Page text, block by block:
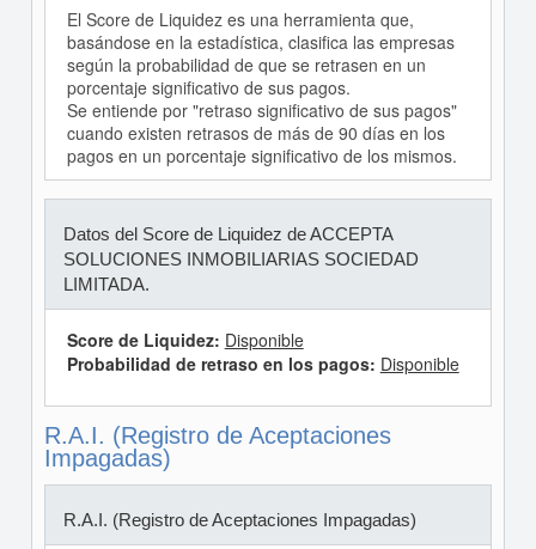
El Score de Liquidez es una herramienta que,
basándose en la estadística, clasifica las empresas
según la probabilidad de que se retrasen en un
porcentaje significativo de sus pagos.
Se entiende por "retraso significativo de sus pagos"
cuando existen retrasos de más de 90 días en los
pagos en un porcentaje significativo de los mismos.
Datos del Score de Liquidez de ACCEPTA
SOLUCIONES INMOBILIARIAS SOCIEDAD
LIMITADA.
Score de Liquidez: Disponible
Probabilidad de retraso en los pagos: Disponible
R.A.I. (Registro de Aceptaciones
Impagadas)
R.A.I. (Registro de Aceptaciones Impagadas)